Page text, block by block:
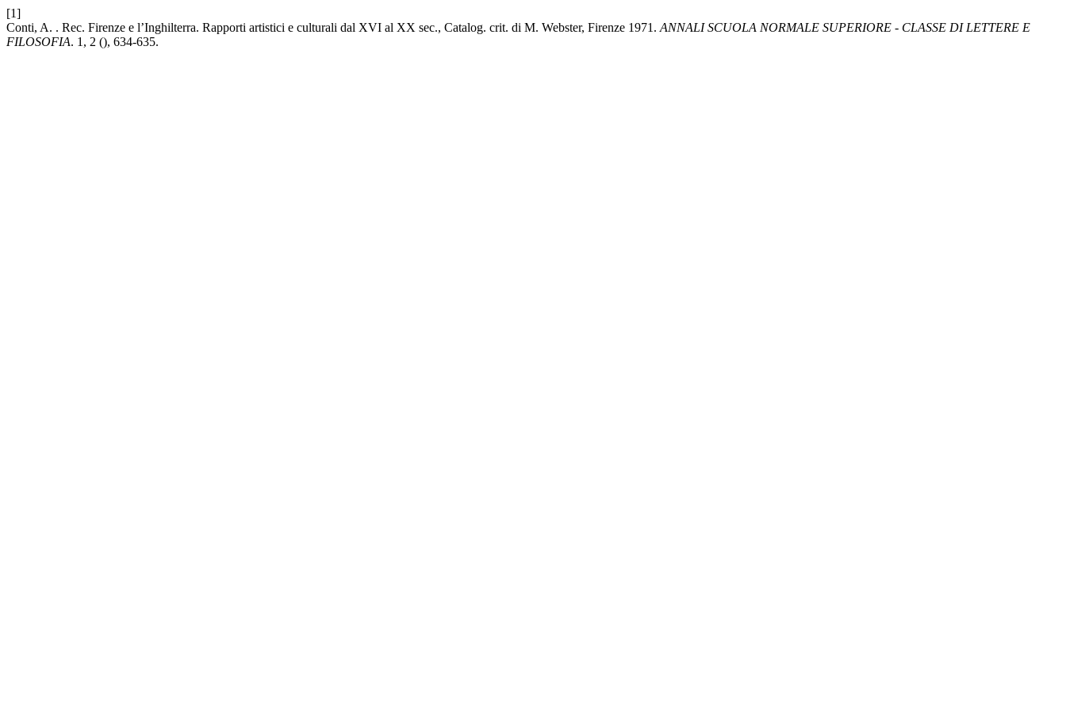
[1]
Conti, A. . Rec. Firenze e l’Inghilterra. Rapporti artistici e culturali dal XVI al XX sec., Catalog. crit. di M. Webster, Firenze 1971. ANNALI SCUOLA NORMALE SUPERIORE - CLASSE DI LETTERE E
FILOSOFIA. 1, 2 (), 634-635.